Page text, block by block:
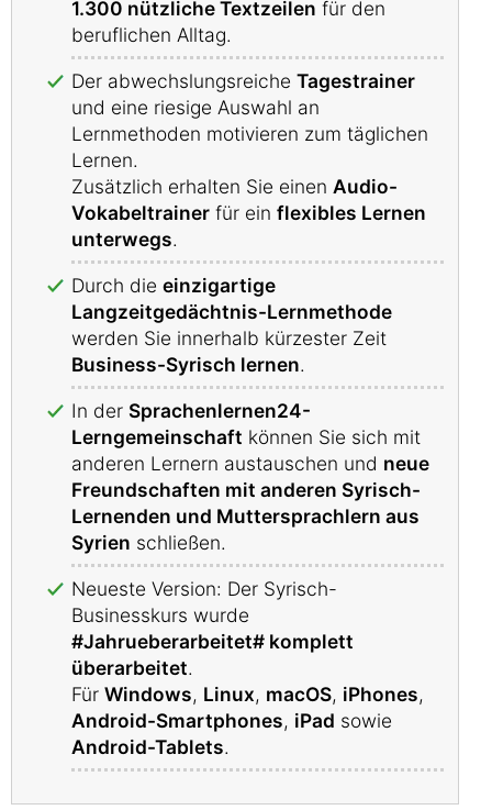
1.300 nützliche Textzeilen für den
beruflichen Alltag.
Der abwechslungsreiche Tagestrainer
und eine riesige Auswahl an
Lernmethoden motivieren zum täglichen
Lernen.
Zusätzlich erhalten Sie einen Audio-
Vokabeltrainer für ein flexibles Lernen
unterwegs.
Durch die einzigartige
Langzeitgedächtnis-Lernmethode
werden Sie innerhalb kürzester Zeit
Business-Syrisch lernen.
In der Sprachenlernen24-
Lerngemeinschaft können Sie sich mit
anderen Lernern austauschen und neue
Freundschaften mit anderen Syrisch-
Lernenden und Muttersprachlern aus
Syrien schließen.
Neueste Version: Der Syrisch-
Businesskurs wurde
#Jahrueberarbeitet# komplett
überarbeitet.
Für Windows, Linux, macOS, iPhones,
Android-Smartphones, iPad sowie
Android-Tablets.